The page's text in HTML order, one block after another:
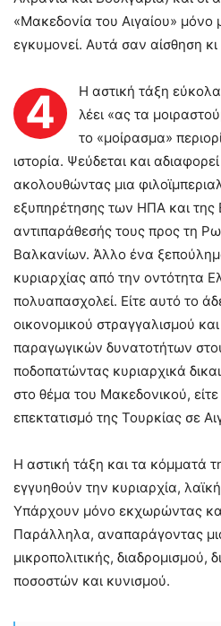
«Μακεδονία του Αιγαίου» μόνο
εγκυμονεί. Αυτά σαν αίσθηση κι
4
Η αστική τάξη
λέει «ας τα
το «μοίρασμα»
ιστορία. Ψεύδεται και
ακολουθώντας μια
εξυπηρέτησης των ΗΠΑ και της
αντιπαράθεσής τους προς τη
Βαλκανίων. Άλλο ένα
κυριαρχίας από την οντότητα
πολυαπασχολεί. Είτε αυτό το
οικονομικού στραγγαλισμού
παραγωγικών δυνατοτήτων
ποδοπατώντας κυριαρχικά
στο θέμα του Μακεδονικού,
επεκτατισμό της Τουρκίας σε
Η αστική τάξη και τα κόμματά
εγγυηθούν την κυριαρχία,
Υπάρχουν μόνο εκχωρώντας
Παράλληλα, αναπαράγοντας
μικροπολιτικής, διαδρομισμού,
ποσοστών και κυνισμού.